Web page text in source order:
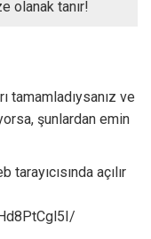
olanak tanır!
tamamladıysanız ve
şunlardan emin
tarayıcısında açılır